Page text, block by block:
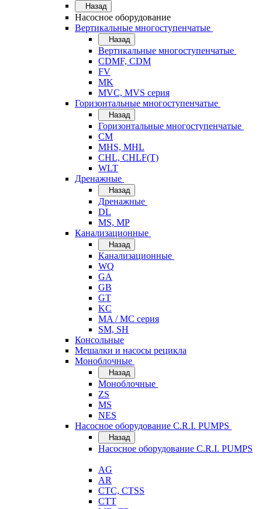
Назад
Насосное оборудование
Вертикальные многоступенчатые
Назад
Вертикальные многоступенчатые
CDMF, CDM
FV
MK
MVC, MVS серия
Горизонтальные многоступенчатые
Назад
Горизонтальные многоступенчатые
CM
MHS, MHL
CHL, CHLF(T)
WLT
Дренажные
Назад
Дренажные
DL
MS, MP
Канализационные
Назад
Канализационные
WQ
GA
GB
GT
KC
MA / MC серия
SM, SH
Консольные
Мешалки и насосы рецикла
Моноблочные
Назад
Моноблочные
ZS
MS
NES
Насосное оборудование C.R.I. PUMPS
Назад
Насосное оборудование C.R.I. PUMPS
AG
AR
CTC, CTSS
CTT